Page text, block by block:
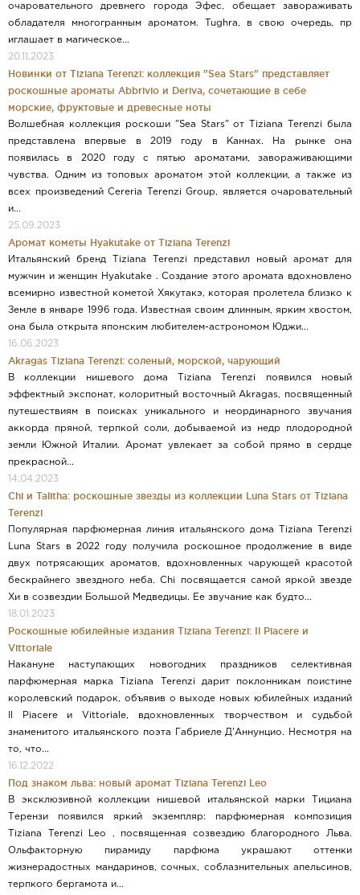
очаровательного древнего города Эфес, обещает завораживать
обладателя многогранным ароматом. Tughra, в свою очередь, пр
иглашает в магическое...
20.11.2023
Новинки от Tiziana Terenzi: коллекция "Sea Stars" представляет
роскошные ароматы Abbrivio и Deriva, сочетающие в себе
морские, фруктовые и древесные ноты
Волшебная коллекция роскоши "Sea Stars" от Tiziana Terenzi была
представлена впервые в 2019 году в Каннах. На рынке она
появилась в 2020 году с пятью ароматами, завораживающими
чувства. Одним из топовых ароматом этой коллекции, а также из
всех произведений Cereria Terenzi Group, является очаровательный
и...
25.09.2023
Аромат кометы Hyakutake от Tiziana Terenzi
Итальянский бренд Tiziana Terenzi представил новый аромат для
мужчин и женщин Hyakutake . Создание этого аромата вдохновлено
всемирно известной кометой Хякутакэ, которая пролетела близко к
Земле в январе 1996 года. Известная своим длинным, ярким хвостом,
она была открыта японским любителем-астрономом Юджи...
16.06.2023
Akragas Tiziana Terenzi: соленый, морской, чарующий
В коллекции нишевого дома Tiziana Terenzi появился новый
эффектный экспонат, колоритный восточный Akragas, посвященный
путешествиям в поисках уникального и неординарного звучания
аккорда пряной, терпкой соли, добываемой из недр плодородной
земли Южной Италии. Аромат увлекает за собой прямо в сердце
прекрасной...
14.04.2023
Chi и Talitha: роскошные звезды из коллекции Luna Stars от Tiziana
Terenzi
Популярная парфюмерная линия итальянского дома Tiziana Terenzi
Luna Stars в 2022 году получила роскошное продолжение в виде
двух потрясающих ароматов, вдохновленных чарующей красотой
бескрайнего звездного неба. Chi посвящается самой яркой звезде
Хи в созвездии Большой Медведицы. Ее звучание как будто...
18.01.2023
Роскошные юбилейные издания Tiziana Terenzi: Il Piacere и
Vittoriale
Накануне наступающих новогодних праздников селективная
парфюмерная марка Tiziana Terenzi дарит поклонникам поистине
королевский подарок, объявив о выходе новых юбилейных изданий
Il Piacere и Vittoriale, вдохновленных творчеством и судьбой
знаменитого итальянского поэта Габриеле Д’Аннунцио. Несмотря на
то, что...
16.12.2022
Под знаком льва: новый аромат Tiziana Terenzi Leo
В эксклюзивной коллекции нишевой итальянской марки Тициана
Терензи появился яркий экземпляр: парфюмерная композиция
Tiziana Terenzi Leo , посвященная созвездию благородного Льва.
Ольфакторную пирамиду парфюма украшают оттенки
жизнерадостных мандаринов, сочных, соблазнительных апельсинов,
терпкого бергамота и...